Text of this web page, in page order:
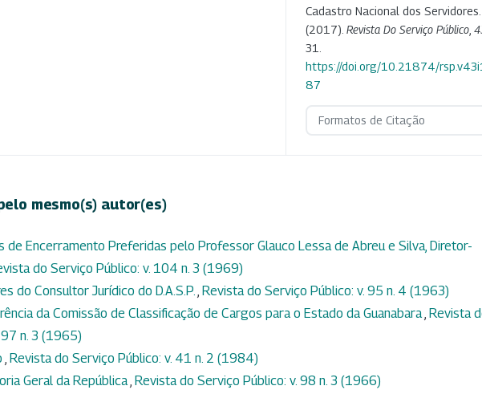
Cadastro Nacional dos Servidores.
(2017). Revista Do Serviço Público
31.
https://doi.org/10.21874/
87
Formatos de Citação
mesmo(s) autor(es)
de Encerramento Preferidas pelo Professor Glauco Lessa de Abreu e Silva, Diretor-
do Serviço Público: v. 104 n. 3 (1969)
do Consultor Jurídico do D.A.S.P. Revista do Serviço Público: v. 95 n. 4 (1963)
da Comissão de Classificação de Cargos para o Estado da Guanabara Revista
n. 3 (1965)
Revista do Serviço Público: v. 41 n. 2 (1984)
Geral da República Revista do Serviço Público: v. 98 n. 3 (1966)